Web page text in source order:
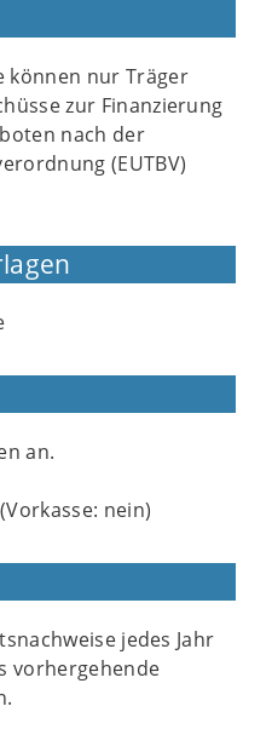
können nur Träger
zur Finanzierung
nach der
(EUTBV)
an.
nein)
jedes Jahr
vorhergehende